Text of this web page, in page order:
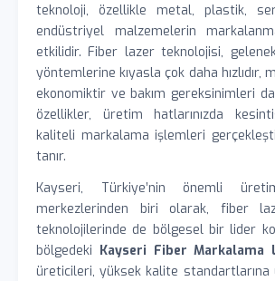
teknoloji, özellikle metal, plastik,
endüstriyel malzemelerin
etkilidir. Fiber lazer teknolojisi,
yöntemlerine kıyasla çok daha hızlıdır,
ekonomiktir ve bakım gereksinimleri
özellikler, üretim hatlarınızda
kaliteli markalama işlemleri
tanır.
Kayseri, Türkiye’nin önemli
merkezlerinden biri olarak, fiber
teknolojilerinde de bölgesel bir lider
bölgedeki Kayseri Fiber Markalama
üreticileri, yüksek kalite standartlarına